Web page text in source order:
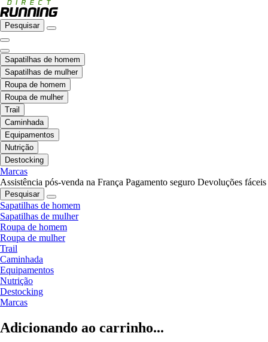
Pesquisar
Sapatilhas de homem
Sapatilhas de mulher
Roupa de homem
Roupa de mulher
Trail
Caminhada
Equipamentos
Nutrição
Destocking
Marcas
Assistência pós-venda na França Pagamento seguro Devoluções fáceis
Pesquisar
Sapatilhas de homem
Sapatilhas de mulher
Roupa de homem
Roupa de mulher
Trail
Caminhada
Equipamentos
Nutrição
Destocking
Marcas
Adicionando ao carrinho...